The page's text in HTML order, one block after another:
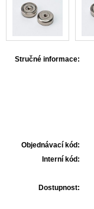
Stručné informace:
Objednávací kód:
Interní kód:
Dostupnost: